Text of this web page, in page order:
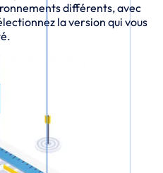
différents, avec
la version qui vous